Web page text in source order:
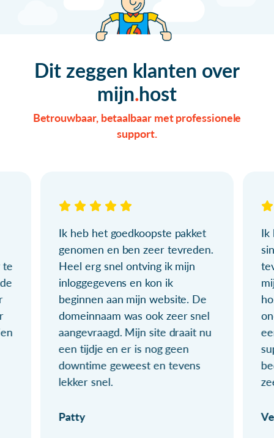
Dit zeggen klanten over
mijn host
Betrouwbaar, betaalbaar met professionele
support.
te
Ik heb het goedkoopste pakket
genomen en ben zeer tevreden.
Heel erg snel ontving ik mijn
inloggegevens en kon ik
beginnen aan mijn website. De
domeinnaam was ook zeer snel
aangevraagd. Mijn site draait nu
een tijdje en er is nog geen
downtime geweest en tevens
lekker snel.
Patty
Ik